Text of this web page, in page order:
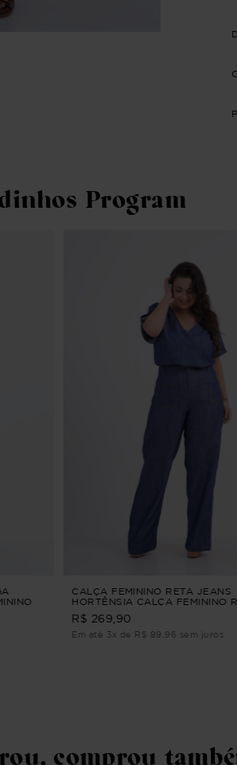
Program
CALÇA FEMININO RETA JEANS
HORTÊNSIA CALÇA FEMININO
JEANS G2
R$ 269,90
Em até 3x de R$ 89,96 sem juros
comprou